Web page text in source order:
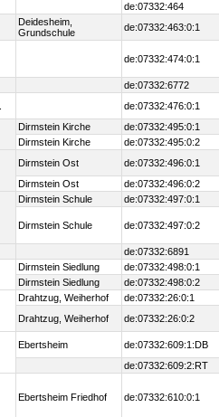
de:07332:464
Deidesheim,
Grundschule
de:07332:463:0:1
de:07332:474:0:1
de:07332:6772
de:07332:476:0:1
Dirmstein Kirche
de:07332:495:0:1
Dirmstein Kirche
de:07332:495:0:2
Dirmstein Ost
de:07332:496:0:1
Dirmstein Ost
de:07332:496:0:2
Dirmstein Schule de:07332:497:0:1
Dirmstein Schule de:07332:497:0:2
de:07332:6891
Dirmstein Siedlung
de:07332:498:0:1
Dirmstein Siedlung
de:07332:498:0:2
Drahtzug, Weiherhof
de:07332:26:0:1
Drahtzug, Weiherhof
de:07332:26:0:2
Ebertsheim
de:07332:609:1:DB
de:07332:609:2:RT
Ebertsheim Friedhof de:07332:610:0:1